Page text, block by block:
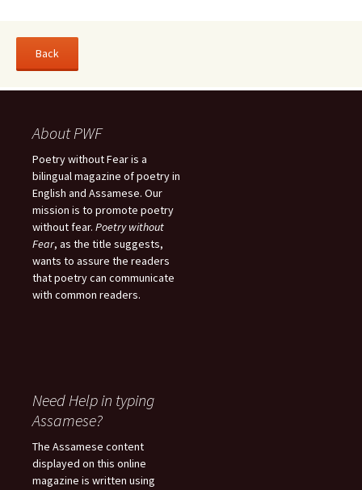
About PWF
Poetry without Fear is a
bilingual magazine of poetry in
English and Assamese. Our
mission is to promote poetry
without fear. Poetry without
Fear, as the title suggests,
wants to assure the readers
that poetry can communicate
with common readers.
Need Help in typing
Assamese?
The Assamese content
displayed on this online
magazine is written using